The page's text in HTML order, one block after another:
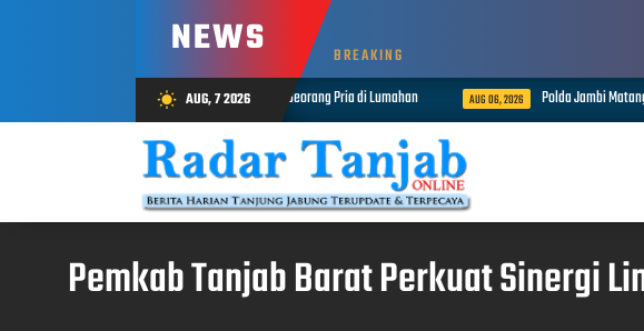
NEWS BREAKING
wb_sunny AUG, 7 2026
Polres Tanjab Barat Amankan Seorang Pria di Lumahan AUG 06, 2026 Polda Jambi Matangkan
Pemkab Tanjab Barat Perkuat Sinergi